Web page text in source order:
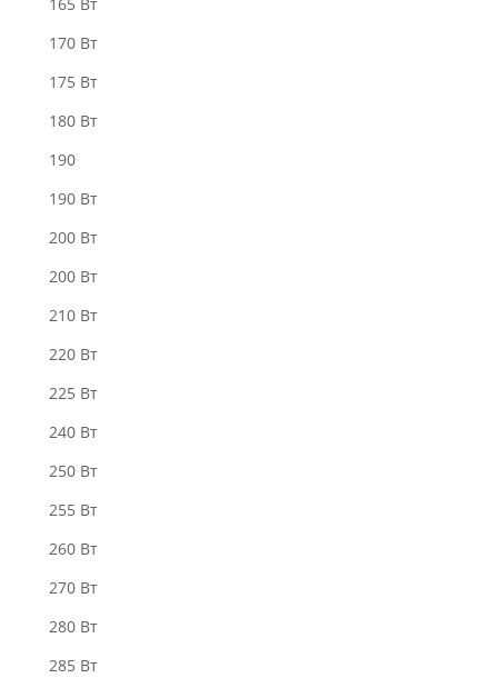
170 Вт
175 Вт
180 Вт
190
190 Вт
200 Bт
200 Вт
210 Вт
220 Bт
225 Вт
240 Вт
250 Вт
255 Вт
260 Вт
270 Вт
280 Bт
285 Вт